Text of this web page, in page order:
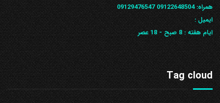
همراه: 09122648504
09129476547
ایمیل :
ایام هفته :8 صبح - 18 عصر
Tag cloud